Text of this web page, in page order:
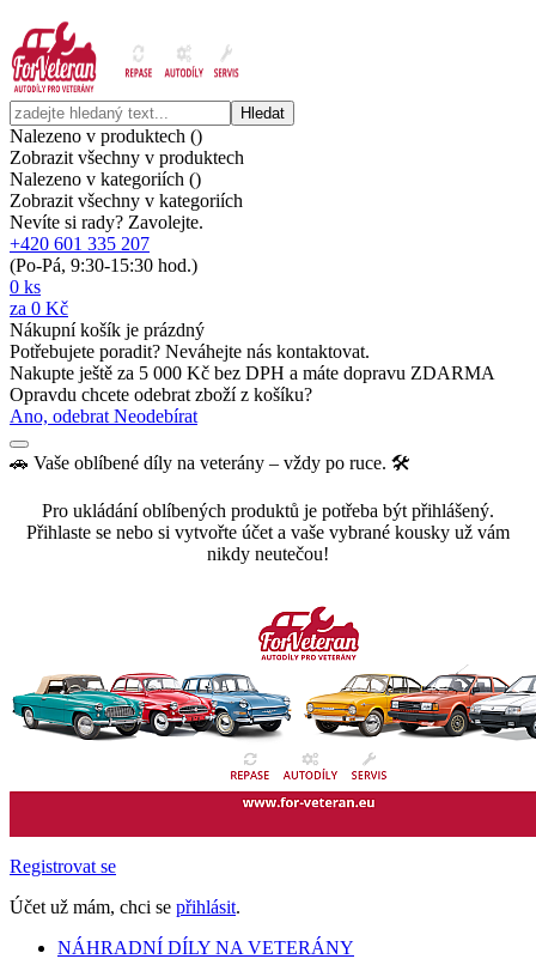
Hledat
Nalezeno v produktech ()
Zobrazit všechny v produktech
Nalezeno v kategoriích ()
Zobrazit všechny v kategoriích
Nevíte si rady? Zavolejte.
+420 601 335 207
(Po-Pá, 9:30-15:30 hod.)
0 ks
za 0 Kč
Nákupní košík je prázdný
Potřebujete poradit? Neváhejte nás kontaktovat.
Nakupte ještě za 5 000 Kč bez DPH a máte dopravu ZDARMA
Opravdu chcete odebrat zboží z košíku?
Ano, odebrat Neodebírat
🚗 Vaše oblíbené díly na veterány – vždy po ruce. 🛠️
Pro ukládání oblíbených produktů je potřeba být přihlášený.
Přihlaste se nebo si vytvořte účet a vaše vybrané kousky už vám
nikdy neutečou!
Registrovat se
Účet už mám, chci se přihlásit.
NÁHRADNÍ DÍLY NA VETERÁNY